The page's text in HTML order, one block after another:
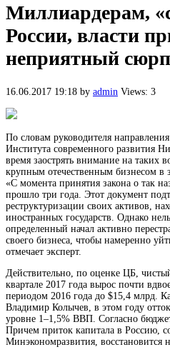
Миллиардерам,
России, власти
неприятный
16.06.2017 19:18 by admin Views: 3
По словам руководителя
Института современного развития
время заострять внимание на таких
крупным отечественным бизнесом в
«С момента принятия закона о так
прошло три года. Этот документ
реструктуризации своих активов,
иностранных государств. Однако
определенный начал активно
своего бизнеса, чтобы намеренно
отмечает эксперт.
Действительно, по оценке ЦБ,
квартале 2017 года вырос почти
периодом 2016 года до $15,4 млрд.
Владимир Колычев, в этом году
уровне 1–1,5% ВВП. Согласно
Причем приток капитала в Россию,
Минэкономразвития, восстановится